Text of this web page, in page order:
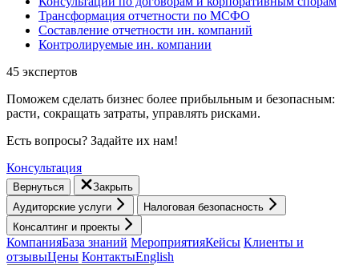
Трансформация отчетности по МСФО
Составление отчетности ин. компаний
Контролируемые ин. компании
45 экспертов
Поможем сделать бизнес более прибыльным и безопасным:
расти, cокращать затраты, управлять рисками.
Есть вопросы? Задайте их нам!
Консультация
Вернуться
Закрыть
Аудиторские услуги
Налоговая безопасность
Консалтинг и проекты
КомпанияБаза знаний МероприятияКейсы Клиенты и
отзывыЦены КонтактыEnglish